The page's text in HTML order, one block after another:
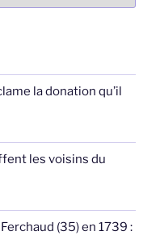
la donation qu’il
les voisins du
(35) en 1739 :